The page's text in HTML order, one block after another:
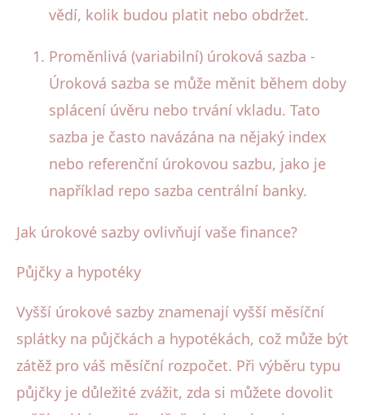
vědí, kolik budou platit nebo obdržet.
Proměnlivá (variabilní) úroková sazba -
Úroková sazba se může měnit během doby
splácení úvěru nebo trvání vkladu. Tato
sazba je často navázána na nějaký index
nebo referenční úrokovou sazbu, jako je
například repo sazba centrální banky.
Jak úrokové sazby ovlivňují vaše finance?
Půjčky a hypotéky
Vyšší úrokové sazby znamenají vyšší měsíční
splátky na půjčkách a hypotékách, což může být
zátěž pro váš měsíční rozpočet. Při výběru typu
půjčky je důležité zvážit, zda si můžete dovolit